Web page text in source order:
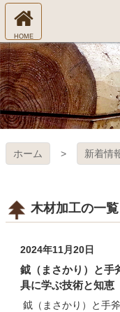
コ
テ
ン
ツ
本
文
へ
ス
プ
ホーム 新着情
木材加工の一覧
2024年11月20日
鉞（まさかり）と手
具に学ぶ技術と知恵
鉞（まさかり）と手
ホ
ー
ム
へ